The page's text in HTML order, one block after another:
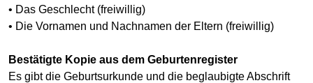
• Das Geschlecht (freiwillig)
• Die Vornamen und Nachnamen der Eltern (freiwillig)
Bestätigte Kopie aus dem Geburtenregister
Es gibt die Geburtsurkunde und die beglaubigte Abschrift